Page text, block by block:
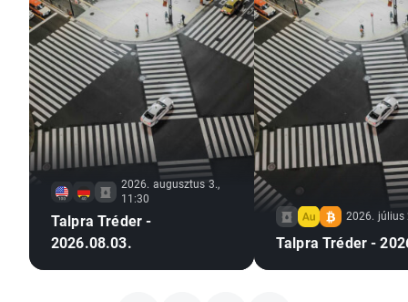
2026. augusztus 3.,
11:30
Talpra Tréder -
2026.08.03.
2026. július
Talpra Tréder -